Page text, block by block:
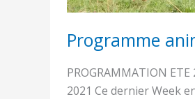
Programme
PROGRAMMATION
2021 Ce dernier Week